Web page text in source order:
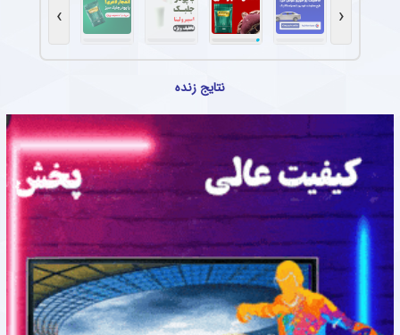
‹
›
نتایج زنده